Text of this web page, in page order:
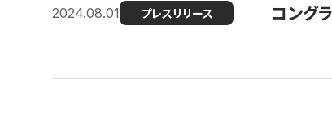
2024.08.01 プレスリリース コング